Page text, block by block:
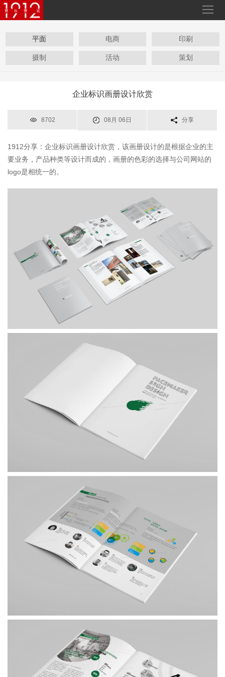
平面 电商 印刷
摄制 活动 策划
企业标识画册设计欣赏
8702 08月 06日 分享
1912分享：企业标识画册设计欣赏，该画册设计的是根据企业的主
要业务，产品种类等设计而成的，画册的色彩的选择与公司网站的
logo是相统一的。